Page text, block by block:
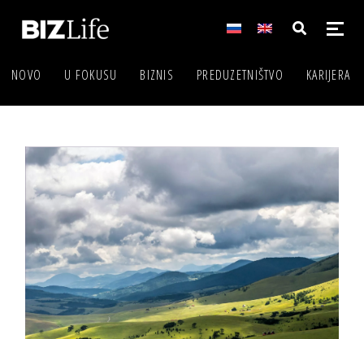
NOVO U FOKUSU BIZNIS PREDUZETNIŠTVO KARIJERA